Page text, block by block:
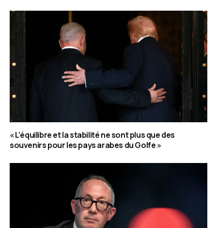
« L’équilibre et la stabilité ne sont plus que des
souvenirs pour les pays arabes du Golfe »